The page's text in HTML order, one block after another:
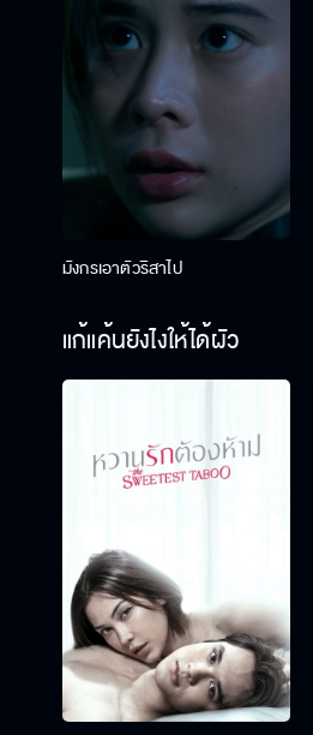
มังกรเอาตัวริสาไป
แก้แค้นยังไงให้ได้ผัว